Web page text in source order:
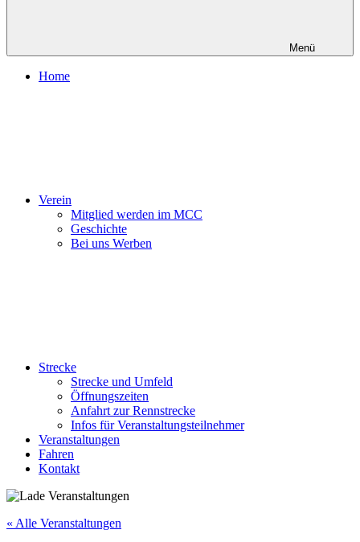
Menü
Home
Verein
Mitglied werden im MCC
Geschichte
Bei uns Werben
Strecke
Strecke und Umfeld
Öffnungszeiten
Anfahrt zur Rennstrecke
Infos für Veranstaltungsteilnehmer
Veranstaltungen
Fahren
Kontakt
« Alle Veranstaltungen